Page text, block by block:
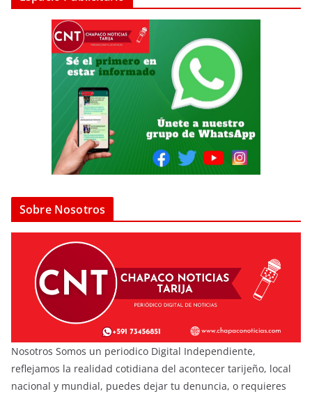
Sobre Nosotros
Nosotros Somos un periodico Digital Independiente,
reflejamos la realidad cotidiana del acontecer tarijeño, local
nacional y mundial, puedes dejar tu denuncia, o requieres